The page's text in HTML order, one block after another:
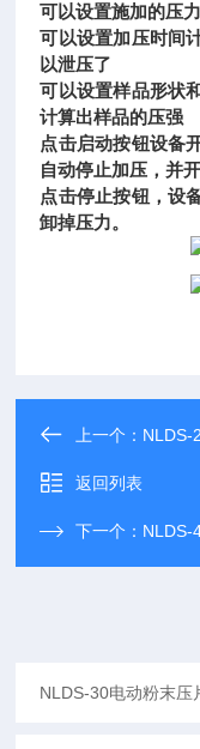
可以设置施加的压力
可以设置加压时间
以泄压了
可以设置样品形状
计算出样品的压强
点击启动按钮设备
自动停止加压，并
点击停止按钮，设
卸掉压力。
上一个： NLDS-
返回列表
下一个： NLDS-